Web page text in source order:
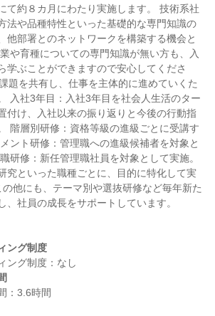
て約８カ月にわたり実施します。 技術系社
法や品種特性といった基礎的な専門知識の
他部署とのネットワークを構築する機会と
や育種についての専門知識が無い方も、入
学ぶことができますので安心してくださ
題を共有し、仕事を主体的に進めていくた
入社3年目：入社3年目を社会人生活のター
付け、入社以来の振り返りと今後の行動指
階層別研修：資格等級の進級ごとに受講す
ント研修：管理職への進級候補者を対象と
研修：新任管理職社員を対象として実施。
究といった職種ごとに、目的に特化して実
他にも、テーマ別や選抜研修など毎年新た
ング制度